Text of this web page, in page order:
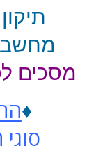
מסכים
♦
סוגי